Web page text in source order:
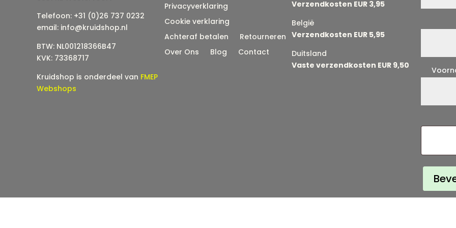
Telefoon: +31 (0)26 737 0232
email: info@kruidshop.nl
BTW: NL001218366B47
KVK: 73368717
Kruidshop is onderdeel van FMEP
Webshops
Privacyverklaring
Cookie verklaring
Achteraf betalen
Retourneren
Over Ons
Blog Contact
Verzendkosten EUR 3,95
België
Verzendkosten EUR 5,95
Duitsland
Vaste verzendkosten EUR 9,50